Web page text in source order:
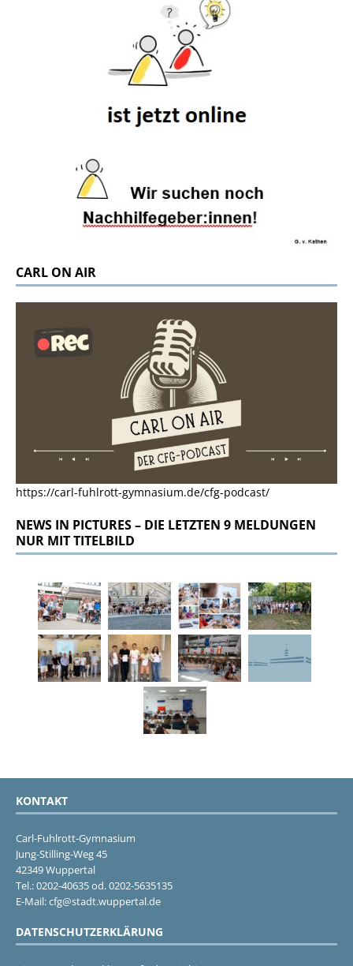
CARL ON AIR
https://carl-fuhlrott-gymnasium.de/cfg-podcast/
NEWS IN PICTURES – DIE LETZTEN 9 MELDUNGEN
NUR MIT TITELBILD
KONTAKT
Carl-Fuhlrott-Gymnasium
Jung-Stilling-Weg 45
42349 Wuppertal
Tel.: 0202-40635 od. 0202-5635135
E-Mail: cfg@stadt.wuppertal.de
DATENSCHUTZERKLÄRUNG